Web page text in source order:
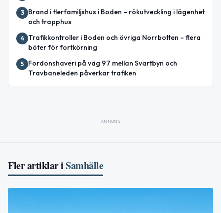
3
Brand i flerfamiljshus i Boden – rökutveckling i lägenhet
och trapphus
4
Trafikkontroller i Boden och övriga Norrbotten – flera
böter för fortkörning
5
Fordonshaveri på väg 97 mellan Svartbyn och
Travbaneleden påverkar trafiken
ANNONS
Fler artiklar iSamhälle